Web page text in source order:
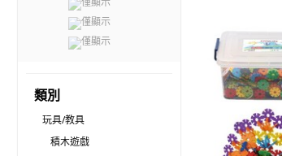
僅顯示
僅顯示
類別
玩具/教具
積木遊戲